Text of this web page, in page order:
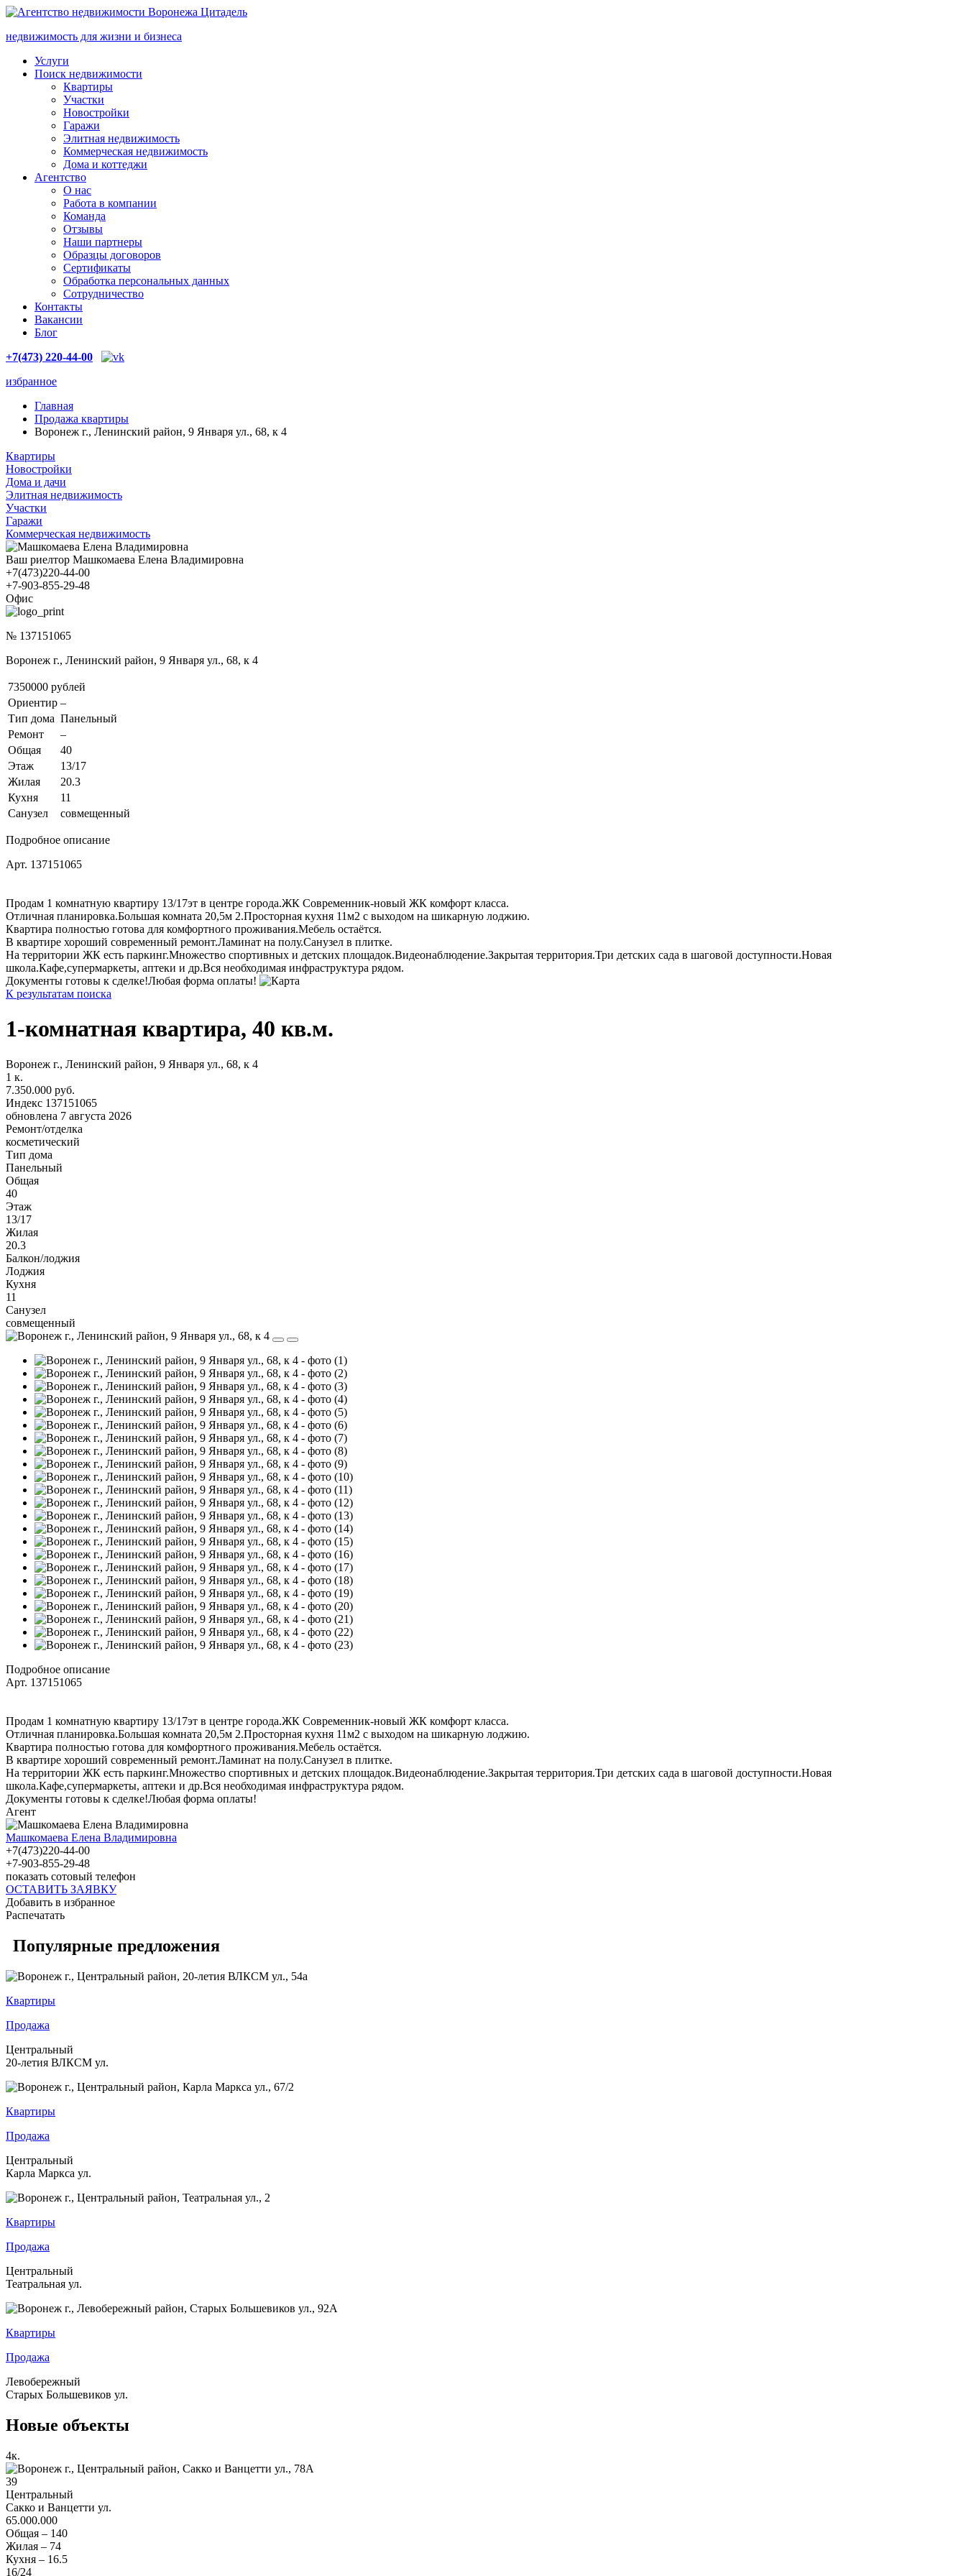
недвижимость для жизни и бизнеса
Услуги
Поиск недвижимости
Квартиры
Участки
Новостройки
Гаражи
Элитная недвижимость
Коммерческая недвижимость
Дома и коттеджи
Агентство
О нас
Работа в компании
Команда
Отзывы
Наши партнеры
Образцы договоров
Сертификаты
Обработка персональных данных
Сотрудничество
Контакты
Вакансии
Блог
+7(473) 220-44-00
избранное
Главная
Продажа квартиры
Воронеж г., Ленинский район, 9 Января ул., 68, к 4
Квартиры
Новостройки
Дома и дачи
Элитная недвижимость
Участки
Гаражи
Коммерческая недвижимость
Ваш риелтор Машкомаева Елена Владимировна
+7(473)220-44-00
+7-903-855-29-48
Офис
№ 137151065
Воронеж г., Ленинский район, 9 Января ул., 68, к 4
7350000 рублей
Ориентир –
Тип дома Панельный
Ремонт
–
Общая
40
Этаж
13/17
Жилая
20.3
Кухня
11
Санузел
совмещенный
Подробное описание
Арт. 137151065
Продам 1 комнатную квартиру 13/17эт в центре города.ЖК Современник-новый ЖК комфорт класса.
Отличная планировка.Большая комната 20,5м 2.Просторная кухня 11м2 с выходом на шикарную лоджию.
Квартира полностью готова для комфортного проживания.Мебель остаётся.
В квартире хороший современный ремонт.Ламинат на полу.Санузел в плитке.
На территории ЖК есть паркинг.Множество спортивных и детских площадок.Видеонаблюдение.Закрытая территория.Три детских сада в шаговой доступности.Новая
школа.Кафе,супермаркеты, аптеки и др.Вся необходимая инфраструктура рядом.
Документы готовы к сделке!Любая форма оплаты!
К результатам поиска
1-комнатная квартира, 40 кв.м.
Воронеж г., Ленинский район, 9 Января ул., 68, к 4
1 к.
7.350.000 руб.
Индекс 137151065
обновлена 7 августа 2026
Ремонт/отделка
косметический
Тип дома
Панельный
Общая
40
Этаж
13/17
Жилая
20.3
Балкон/лоджия
Лоджия
Кухня
11
Санузел
совмещенный
Подробное описание
Арт. 137151065
Продам 1 комнатную квартиру 13/17эт в центре города.ЖК Современник-новый ЖК комфорт класса.
Отличная планировка.Большая комната 20,5м 2.Просторная кухня 11м2 с выходом на шикарную лоджию.
Квартира полностью готова для комфортного проживания.Мебель остаётся.
В квартире хороший современный ремонт.Ламинат на полу.Санузел в плитке.
На территории ЖК есть паркинг.Множество спортивных и детских площадок.Видеонаблюдение.Закрытая территория.Три детских сада в шаговой доступности.Новая
школа.Кафе,супермаркеты, аптеки и др.Вся необходимая инфраструктура рядом.
Документы готовы к сделке!Любая форма оплаты!
Агент
Машкомаева Елена Владимировна
+7(473)220-44-00
+7-903-855-29-48
показать сотовый телефон
ОСТАВИТЬ ЗАЯВКУ
Добавить в избранное
Распечатать
Популярные предложения
Квартиры
Продажа
Центральный
20-летия ВЛКСМ ул.
Квартиры
Продажа
Центральный
Карла Маркса ул.
Квартиры
Продажа
Центральный
Театральная ул.
Квартиры
Продажа
Левобережный
Старых Большевиков ул.
Новые объекты
4к.
39
Центральный
Сакко и Ванцетти ул.
65.000.000
Общая – 140
Жилая – 74
Кухня – 16.5
16/24